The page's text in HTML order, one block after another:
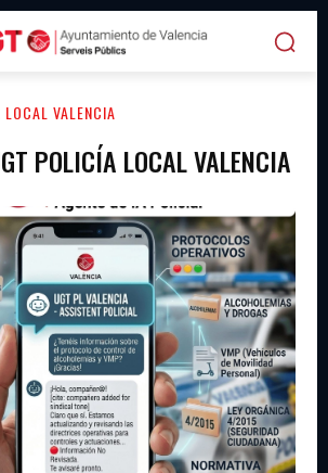
VALENCIA
POLICÍA LOCAL VALENCIA